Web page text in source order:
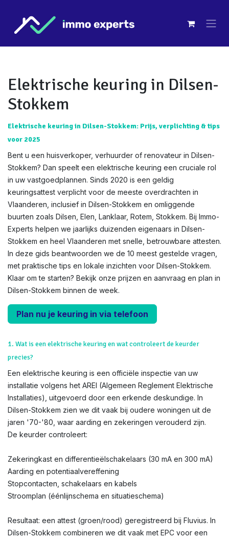
Elektrische keuring in Dilsen-
Stokkem
Elektrische keuring in Dilsen-Stokkem: Prijs, verplichting & tips
voor 2025
Bent u een huisverkoper, verhuurder of renovateur in Dilsen-
Stokkem? Dan speelt een elektrische keuring een cruciale rol
in uw vastgoedplannen. Sinds 2020 is een geldig
keuringsattest verplicht voor de meeste overdrachten in
Vlaanderen, inclusief in Dilsen-Stokkem en omliggende
buurten zoals Dilsen, Elen, Lanklaar, Rotem, Stokkem. Bij Immo-
Experts helpen we jaarlijks duizenden eigenaars in Dilsen-
Stokkem en heel Vlaanderen met snelle, betrouwbare attesten.
In deze gids beantwoorden we de 10 meest gestelde vragen,
met praktische tips en lokale inzichten voor Dilsen-Stokkem.
Klaar om te starten? Bekijk onze prijzen en aanvraag en plan in
Dilsen-Stokkem binnen de week.
Plan nu je keuring in via telefoon
1. Wat is een elektrische keuring en wat controleert de keurder
precies?
Een elektrische keuring is een officiële inspectie van uw
installatie volgens het AREI (Algemeen Reglement Elektrische
Installaties), uitgevoerd door een erkende deskundige. In
Dilsen-Stokkem zien we dit vaak bij oudere woningen uit de
jaren '70-'80, waar aarding en zekeringen verouderd zijn.
De keurder controleert:
Zekeringkast en differentieëlschakelaars (30 mA en 300 mA)
Aarding en potentiaalvereffening
Stopcontacten, schakelaars en kabels
Stroomplan (éénlijnschema en situatieschema)
Resultaat: een attest (groen/rood) geregistreerd bij Fluvius. In
Dilsen-Stokkem combineren we dit vaak met EPC voor een